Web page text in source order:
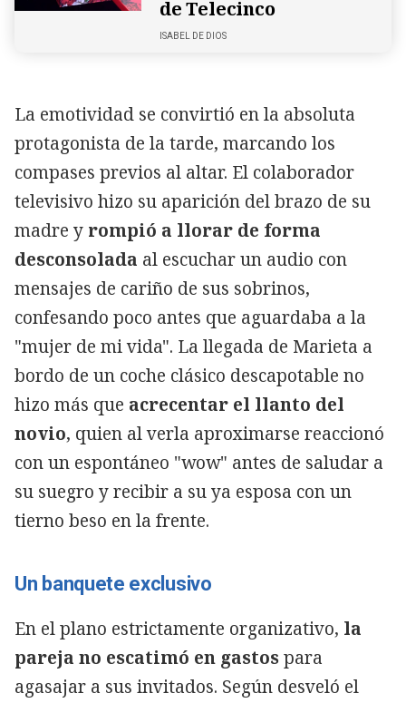
de Telecinco
ISABEL DE DIOS
La emotividad se convirtió en la absoluta
protagonista de la tarde, marcando los
compases previos al altar. El colaborador
televisivo hizo su aparición del brazo de su
madre y rompió a llorar de forma
desconsolada al escuchar un audio con
mensajes de cariño de sus sobrinos,
confesando poco antes que aguardaba a la
"mujer de mi vida". La llegada de Marieta a
bordo de un coche clásico descapotable no
hizo más que acrecentar el llanto del
novio, quien al verla aproximarse reaccionó
con un espontáneo "wow" antes de saludar a
su suegro y recibir a su ya esposa con un
tierno beso en la frente.
Un banquete exclusivo
En el plano estrictamente organizativo, la
pareja no escatimó en gastospara
agasajar a sus invitados. Según desveló el